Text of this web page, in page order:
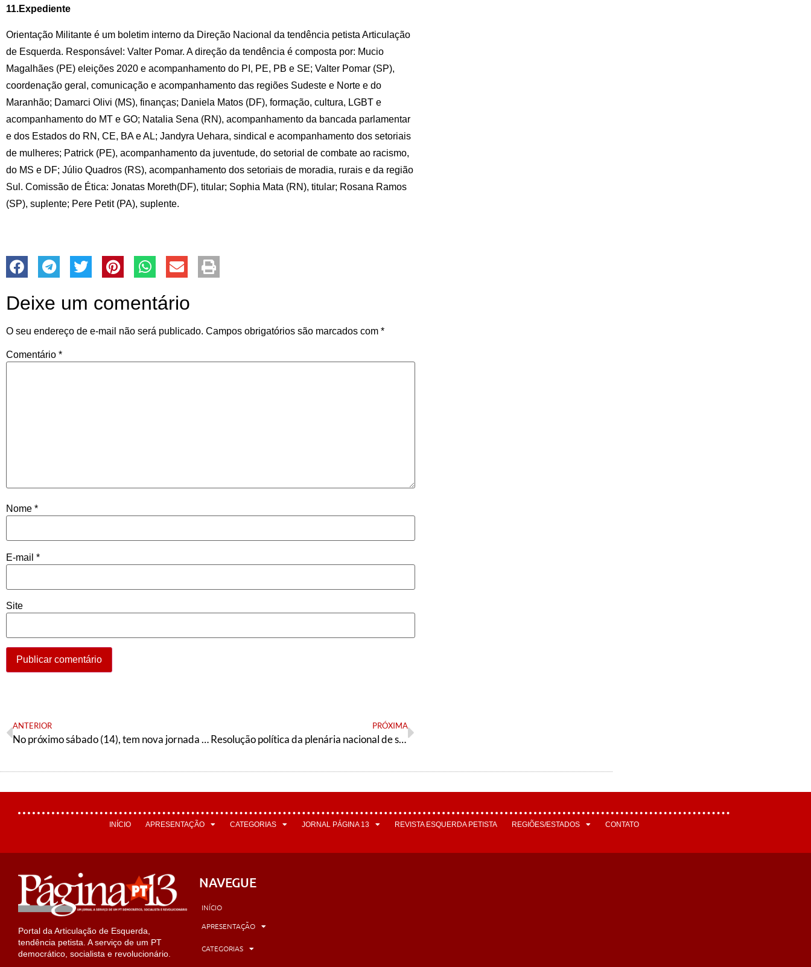
11.Expediente
Orientação Militante é um boletim interno da Direção Nacional da tendência petista Articulação
de Esquerda. Responsável: Valter Pomar. A direção da tendência é composta por: Mucio
Magalhães (PE) eleições 2020 e acompanhamento do PI, PE, PB e SE; Valter Pomar (SP),
coordenação geral, comunicação e acompanhamento das regiões Sudeste e Norte e do
Maranhão; Damarci Olivi (MS), finanças; Daniela Matos (DF), formação, cultura, LGBT e
acompanhamento do MT e GO; Natalia Sena (RN), acompanhamento da bancada parlamentar
e dos Estados do RN, CE, BA e AL; Jandyra Uehara, sindical e acompanhamento dos setoriais
de mulheres; Patrick (PE), acompanhamento da juventude, do setorial de combate ao racismo,
do MS e DF; Júlio Quadros (RS), acompanhamento dos setoriais de moradia, rurais e da região
Sul. Comissão de Ética: Jonatas Moreth(DF), titular; Sophia Mata (RN), titular; Rosana Ramos
(SP), suplente; Pere Petit (PA), suplente.
Deixe um comentário
O seu endereço de e-mail não será publicado. Campos obrigatórios são marcados com *
Comentário *
Nome *
E-mail *
Site
ANTERIOR
No próximo sábado (14), tem nova jornada de debates sobre socialismo
PRÓXIMA
Resolução política da plenária nacional de saúde – tendência petista Articulação de Esquerda
INÍCIO APRESENTAÇÃO CATEGORIAS JORNAL PÁGINA 13 REVISTA ESQUERDA PETISTA REGIÕES/ESTADOS CONTATO
Portal da Articulação de Esquerda,
tendência petista. A serviço de um PT
democrático, socialista e revolucionário.
NAVEGUE
INÍCIO
APRESENTAÇÃO
CATEGORIAS